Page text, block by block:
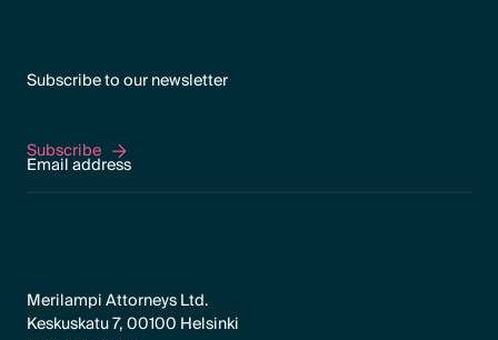
Subscribe to our newsletter
Subscribe
Subscribe
Merilampi Attorneys Ltd.
Keskuskatu 7, 00100 Helsinki